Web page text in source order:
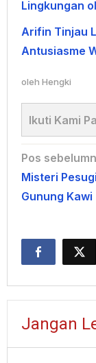
Lingkungan
Arifin Tinjau
Antusiasme
oleh Hengki
Ikuti Kami
Navigasi
pos
Pos
Misteri
Gunung Kawi
Jangan